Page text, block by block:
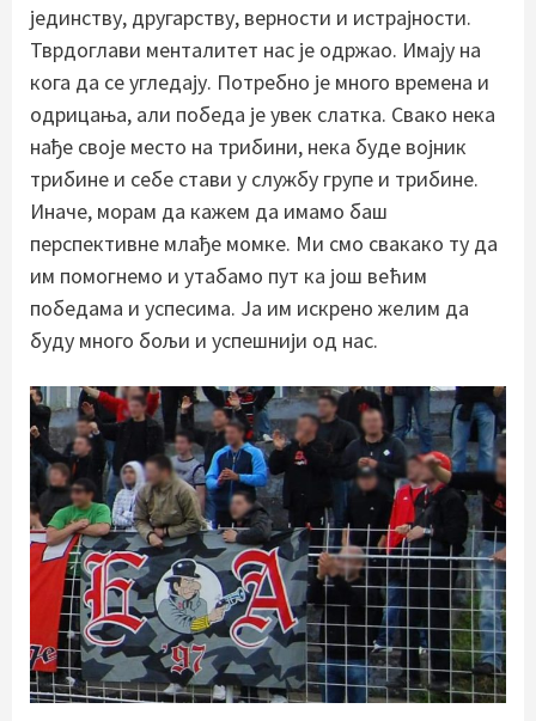
јединству, другарству, верности и истрајности.
Тврдоглави менталитет нас је одржао. Имају на
кога да се угледају. Потребно је много времена и
одрицања, али победа је увек слатка. Свако нека
нађе своје место на трибини, нека буде војник
трибине и себе стави у службу групе и трибине.
Иначе, морам да кажем да имамо баш
перспективне млађе момке. Ми смо свакако ту да
им помогнемо и утабамо пут ка још већим
победама и успесима. Ја им искрено желим да
буду много бољи и успешнији од нас.